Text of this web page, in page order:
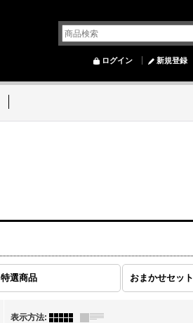
ログイン 新規登録
特選商品 おまかせセット
表示方法: